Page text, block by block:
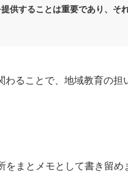
供することは重要であり、そ
ることで、地域教育の担
まとメモとして書き留め